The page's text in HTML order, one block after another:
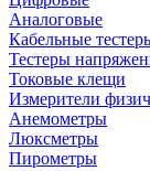
Аналоговые
Кабельные
Тестеры
Токовые клещи
Измерители
Анемометры
Люксметры
Пирометры